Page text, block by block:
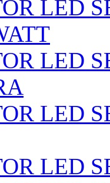
LED
LED
LED
LED